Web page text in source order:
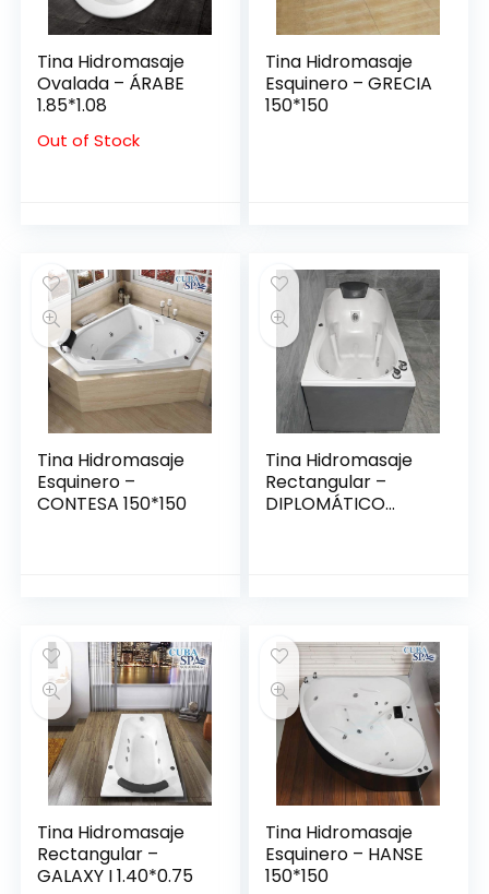
Tina Hidromasaje
Ovalada – ÁRABE
1.85*1.08
Out of Stock
Tina Hidromasaje
Esquinero – GRECIA
150*150
Tina Hidromasaje
Esquinero –
CONTESA 150*150
Tina Hidromasaje
Rectangular –
DIPLOMÁTICO
Tina Hidromasaje
Rectangular –
GALAXY I 1.40*0.75
Tina Hidromasaje
Esquinero – HANSE
150*150